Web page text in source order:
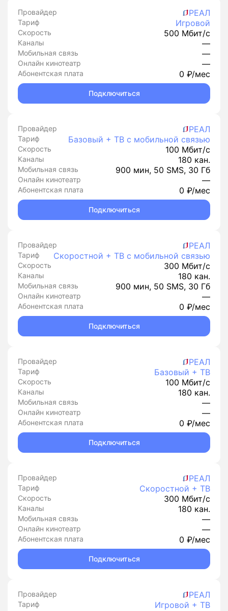
Провайдер РЕАЛ
Тариф Игровой
Скорость 500 Мбит/с
Каналы —
Мобильная связь —
Онлайн кинотеатр —
Абонентская плата 0 ₽/мес
Подключиться
Провайдер РЕАЛ
Тариф Базовый + ТВ с мобильной связью
Скорость 100 Мбит/с
Каналы 180 кан.
Мобильная связь 900 мин, 50 SMS, 30 Гб
Онлайн кинотеатр —
Абонентская плата 0 ₽/мес
Подключиться
Провайдер РЕАЛ
Тариф Скоростной + ТВ с мобильной связью
Скорость 300 Мбит/с
Каналы 180 кан.
Мобильная связь 900 мин, 50 SMS, 30 Гб
Онлайн кинотеатр —
Абонентская плата 0 ₽/мес
Подключиться
Провайдер РЕАЛ
Тариф Базовый + ТВ
Скорость 100 Мбит/с
Каналы 180 кан.
Мобильная связь —
Онлайн кинотеатр —
Абонентская плата 0 ₽/мес
Подключиться
Провайдер РЕАЛ
Тариф Скоростной + ТВ
Скорость 300 Мбит/с
Каналы 180 кан.
Мобильная связь —
Онлайн кинотеатр —
Абонентская плата 0 ₽/мес
Подключиться
Провайдер РЕАЛ
Тариф Игровой + ТВ